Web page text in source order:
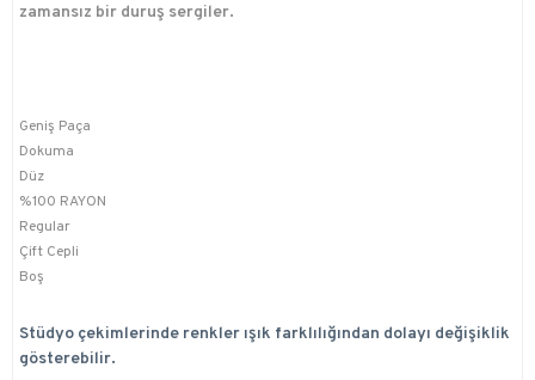
zamansız bir duruş sergiler.
Geniş Paça
Dokuma
Düz
%100 RAYON
Regular
Çift Cepli
Boş
Stüdyo çekimlerinde renkler ışık farklılığından dolayı değişiklik
gösterebilir.